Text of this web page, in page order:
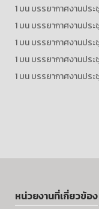
1บนบรรยากาศงานปร
1บนบรรยากาศงานปร
1บนบรรยากาศงานปร
1บนบรรยากาศงานปร
1บนบรรยากาศงานปร
หน่วยงานที่เกี่ยวข้อง